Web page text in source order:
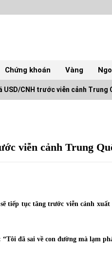
Chứng khoán Vàng
USD/CNH trước viễn cảnh Trung
viễn cảnh Trung
tiếp tục tăng trước viễn cảnh
đã sai về con đường mà lạm